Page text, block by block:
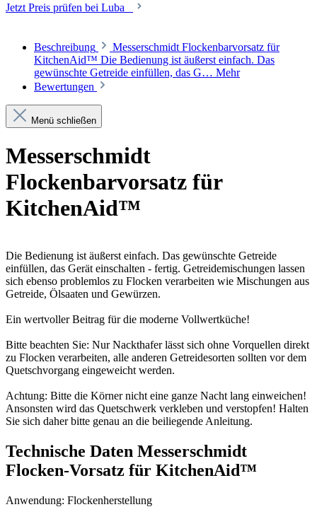
Jetzt Preis prüfen bei Luba
Beschreibung
Messerschmidt Flockenbarvorsatz für
KitchenAid™ Die Bedienung ist äußerst einfach. Das
gewünschte Getreide einfüllen, das G… Mehr
Bewertungen
Menü schließen
Messerschmidt
Flockenbarvorsatz für
KitchenAid™
Die Bedienung ist äußerst einfach. Das gewünschte Getreide
einfüllen, das Gerät einschalten - fertig. Getreidemischungen lassen
sich ebenso problemlos zu Flocken verarbeiten wie Mischungen aus
Getreide, Ölsaaten und Gewürzen.
Ein wertvoller Beitrag für die moderne Vollwertküche!
Bitte beachten Sie: Nur Nackthafer lässt sich ohne Vorquellen direkt
zu Flocken verarbeiten, alle anderen Getreidesorten sollten vor dem
Quetschvorgang eingeweicht werden.
Achtung: Bitte die Körner nicht eine ganze Nacht lang einweichen!
Ansonsten wird das Quetschwerk verkleben und verstopfen! Halten
Sie sich daher bitte genau an die beiliegende Anleitung.
Technische Daten Messerschmidt
Flocken-Vorsatz für KitchenAid™
Anwendung: Flockenherstellung